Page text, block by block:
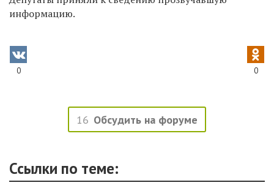
информацию.
0 0
16 Обсудить на форуме
Ссылки по теме: